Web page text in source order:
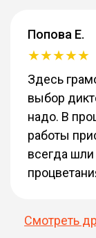
Попова Е.
Здесь
выбор
надо. В
работы
всегда шли
Смотреть